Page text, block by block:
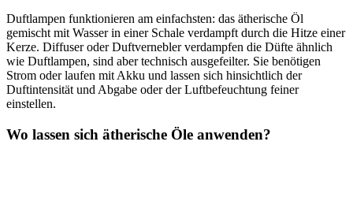
Duftlampen funktionieren am einfachsten: das ätherische Öl
gemischt mit Wasser in einer Schale verdampft durch die Hitze einer
Kerze. Diffuser oder Duftvernebler verdampfen die Düfte ähnlich
wie Duftlampen, sind aber technisch ausgefeilter. Sie benötigen
Strom oder laufen mit Akku und lassen sich hinsichtlich der
Duftintensität und Abgabe oder der Luftbefeuchtung feiner
einstellen.
Wo lassen sich ätherische Öle anwenden?